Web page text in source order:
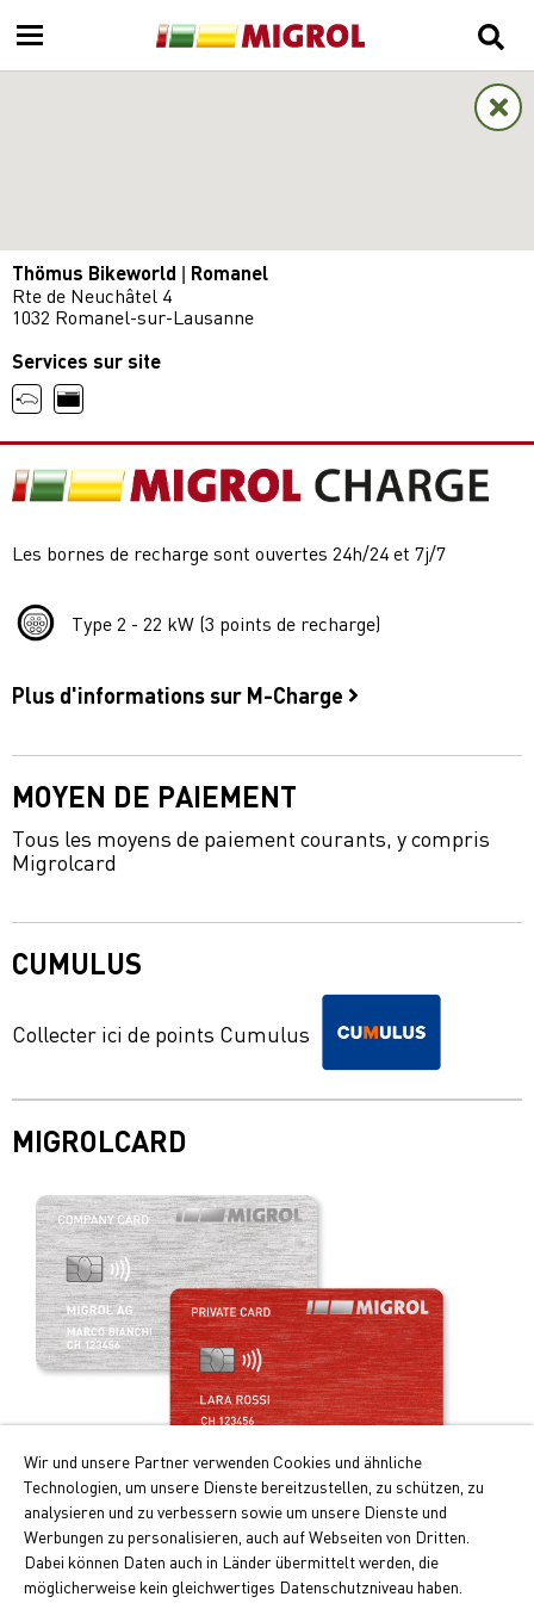
Thömus Bikeworld | Romanel
Rte de Neuchâtel 4
1032 Romanel-sur-Lausanne
Services sur site
Les bornes de recharge sont ouvertes 24h/24 et 7j/7
Type 2 - 22 kW (3 points de recharge)
Plus d'informations sur M-Charge
MOYEN DE PAIEMENT
Tous les moyens de paiement courants, y compris
Migrolcard
CUMULUS
Collecter ici de points Cumulus
MIGROLCARD
Profitez de la carte de paiement intelligente!
Les principaux avantages de la Migrolcard:
Doubles points Cumulus pour le carburant et recharge
électrique
Wir und unsere Partner verwenden Cookies und ähnliche
Technologien, um unsere Dienste bereitzustellen, zu schützen, zu
analysieren und zu verbessern sowie um unsere Dienste und
Werbungen zu personalisieren, auch auf Webseiten von Dritten.
Dabei können Daten auch in Länder übermittelt werden, die
möglicherweise kein gleichwertiges Datenschutzniveau haben.